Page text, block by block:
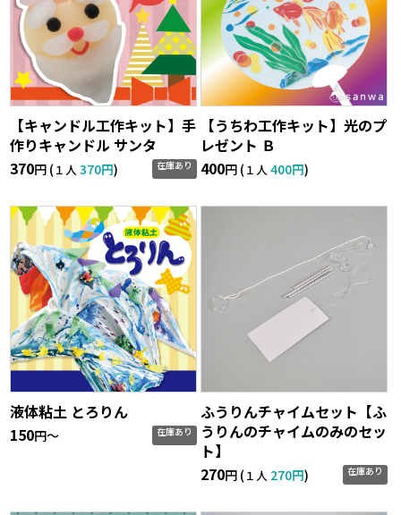
【キャンドル工作キット】手
作りキャンドル サンタ
370円 (１人370円) 在庫あり
【うちわ工作キット】光のプ
レゼント Ｂ
400円 (１人400円)
液体粘土 とろりん
150円〜 在庫あり
ふうりんチャイムセット【ふ
うりんのチャイムのみのセッ
ト】
270円 (１人 270円) 在庫あり